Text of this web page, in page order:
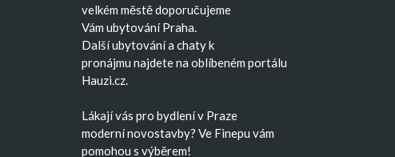
velkém městě doporučujeme
Vám ubytování Praha.
Dalšíubytovánía chaty k
pronájmu najdete na oblíbeném portálu
Hauzi.cz.
Lákají vás pro bydlení v Praze
modernínovostavby? Ve Finepu vám
pomohou s výběrem!